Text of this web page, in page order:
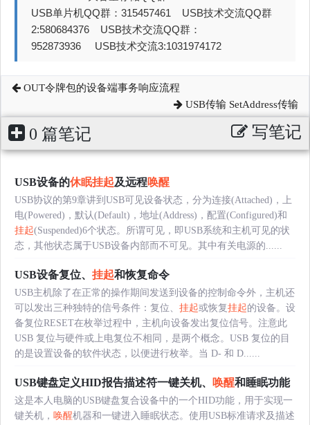
USB单片机QQ群：315457461 USB技术交流QQ群
2:580684376 USB技术交流QQ群：
952873936 USB技术交流3:1031974172
OUT令牌包的设备端事务响应流程
USB传输 SetAddress传输
0 篇笔记 写笔记
USB设备的休眠挂起及远程唤醒
USB协议的第9章讲到USB可见设备状态，分为连接(Attached)，上
电(Powered)，默认(Default)，地址(Address)，配置(Configured)和
挂起(Suspended)6个状态。所谓可见，即USB系统和主机可见的状
态，其他状态属于USB设备内部而不可见。其中有关电源的......
USB设备复位、 挂起和恢复命令
USB主机除了在正常的操作期间发送到设备的控制命令外，主机还
可以发出三种独特的信号条件：复位、 挂起或恢复挂起的设备。设
备复位RESET在枚举过程中，主机向设备发出复位信号。注意此
USB 复位与硬件或上电复位不相同，是两个概念。USB 复位的目
的是设置设备的软件状态，以便进行枚举。当 D- 和 D......
USB键盘定义HID报告描述符一键关机、 唤醒和睡眠功能
这是本人电脑的USB键盘复合设备中的一个HID功能，用于实现一
键关机， 唤醒机器和一键进入睡眠状态。使用USB标准请求及描述